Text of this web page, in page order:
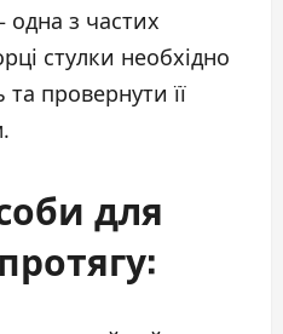
одна з частих
стулки необхідно
провернути її
для